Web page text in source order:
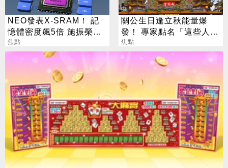
NEO發表X-SRAM！ 記
憶體密度飆5倍 施振榮：
半導體迎新革命
焦點
關公生日逢立秋能量爆
發！ 專家點名「這些人」
別亂拜
焦點